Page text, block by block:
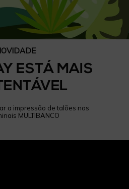
a impressão de talões nos
MULTIBANCO
ESTÁ MAIS